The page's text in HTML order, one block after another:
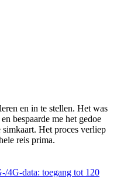
en in te stellen. Het was
bespaarde me het gedoe
Het proces verliep
reis prima.
4G-data: toegang tot 120